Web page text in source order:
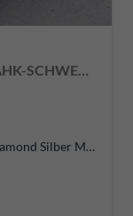
130 Jahre Premium Edition 1,5 TSI DSG*AHK-SCHWENKBAR*PDC*LED*KAMERA*SHZ*TEMPOMAT
Smokey Diamond Silber Metallic